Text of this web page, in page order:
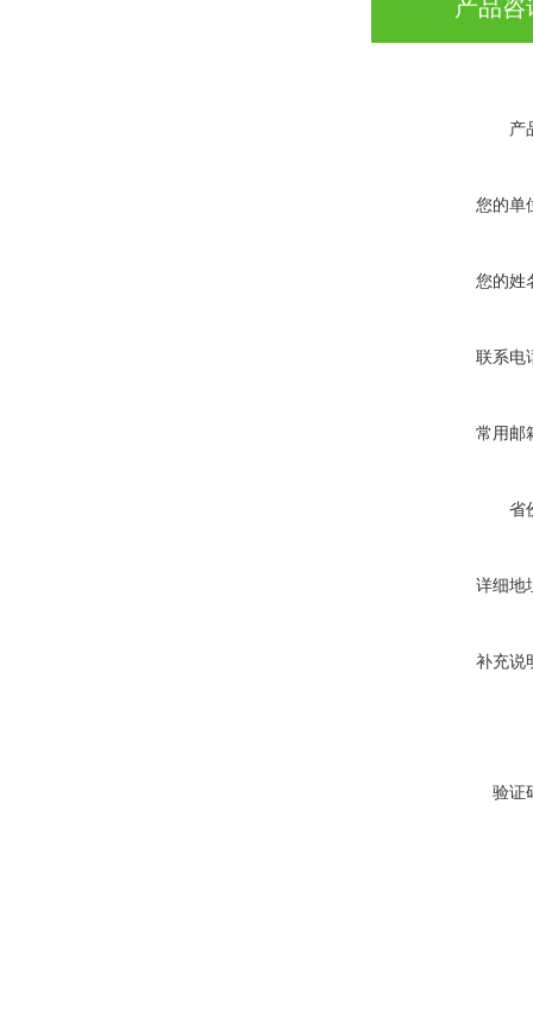
产品咨
产
您的单
您的姓
联系电
常用邮
省
详细地
补充说
验证